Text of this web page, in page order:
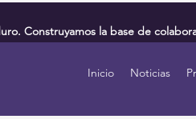
Construyamos la base de
Inicio Noticias